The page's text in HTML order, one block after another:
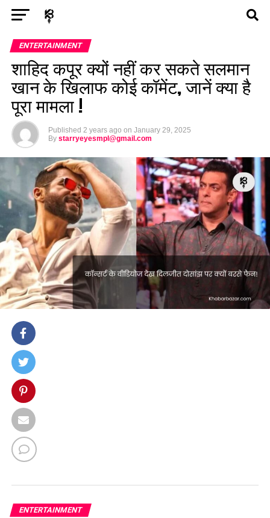
ENTERTAINMENT
POLITICS TECH SPORTS HEALTH
BUSINESS
ENTERTAINMENT
शाहिद कपूर क्यों नहीं कर सकते सलमान
खान के खिलाफ कोई कॉमेंट, जानें क्या है
पूरा मामला !
Published 2 years ago on January 29, 2025
By starryeyesmpl@gmail.com
ENTERTAINMENT